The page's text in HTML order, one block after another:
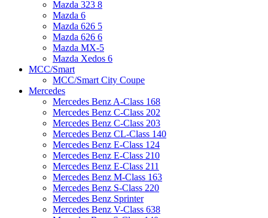
Mazda 323 8
Mazda 6
Mazda 626 5
Mazda 626 6
Mazda MX-5
Mazda Xedos 6
MCC/Smart
MCC/Smart City Coupe
Mercedes
Mercedes Benz A-Class 168
Mercedes Benz C-Class 202
Mercedes Benz C-Class 203
Mercedes Benz CL-Class 140
Mercedes Benz E-Class 124
Mercedes Benz E-Class 210
Mercedes Benz E-Class 211
Mercedes Benz M-Class 163
Mercedes Benz S-Class 220
Mercedes Benz Sprinter
Mercedes Benz V-Class 638